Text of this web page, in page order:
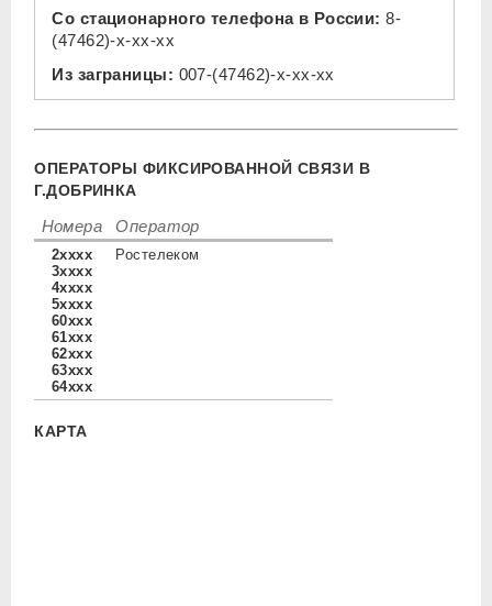
Со стационарного телефона в России: 8-
(47462)-x-xx-xx
Из заграницы: 007-(47462)-x-xx-xx
ОПЕРАТОРЫ ФИКСИРОВАННОЙ СВЯЗИ В
Г.ДОБРИНКА
Номера Оператор
2xxxx
3xxxx
4xxxx
5xxxx
60xxx
61xxx
62xxx
63xxx
64xxx
Ростелеком
КАРТА